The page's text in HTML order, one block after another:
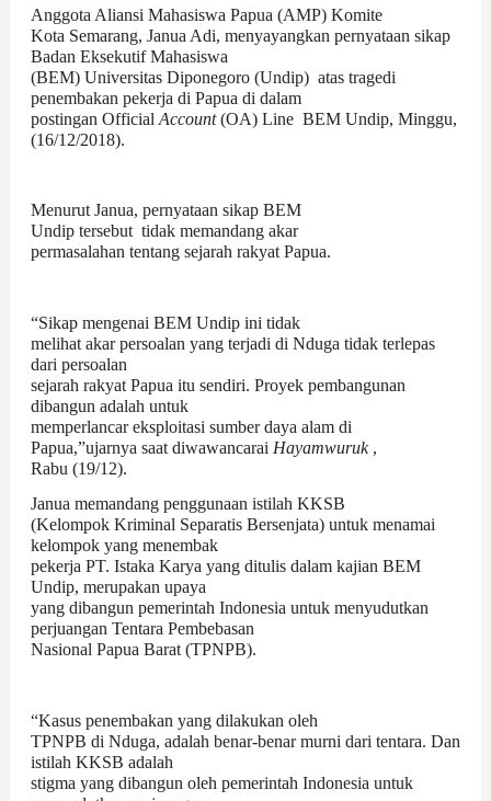
Anggota Aliansi Mahasiswa Papua (AMP) Komite
Kota Semarang, Janua Adi, menyayangkan pernyataan sikap
Badan Eksekutif Mahasiswa
(BEM) Universitas Diponegoro (Undip) atas tragedi
penembakan pekerja di Papua di dalam
postingan Official Account(OA) Line BEM Undip, Minggu,
(16/12/2018).
Menurut Janua, pernyataan sikap BEM
Undip tersebut tidak memandang akar
permasalahan tentang sejarah rakyat Papua.
“Sikap mengenai BEM Undip ini tidak
melihat akar persoalan yang terjadi di Nduga tidak terlepas
dari persoalan
sejarah rakyat Papua itu sendiri. Proyek pembangunan
dibangun adalah untuk
memperlancar eksploitasi sumber daya alam di
Papua,”ujarnya saat diwawancarai Hayamwuruk,
Rabu (19/12).
Janua memandang penggunaan istilah KKSB
(Kelompok Kriminal Separatis Bersenjata) untuk menamai
kelompok yang menembak
pekerja PT. Istaka Karya yang ditulis dalam kajian BEM
Undip, merupakan upaya
yang dibangun pemerintah Indonesia untuk menyudutkan
perjuangan Tentara Pembebasan
Nasional Papua Barat (TPNPB).
“Kasus penembakan yang dilakukan oleh
TPNPB di Nduga, adalah benar-benar murni dari tentara. Dan
istilah KKSB adalah
stigma yang dibangun oleh pemerintah Indonesia untuk